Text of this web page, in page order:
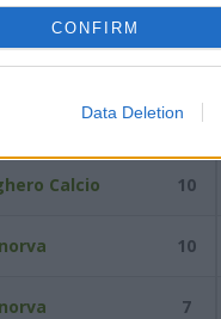
CONFIRM
Data Deletion
Reti
12
Sassari 11
Calcio 10
10
7